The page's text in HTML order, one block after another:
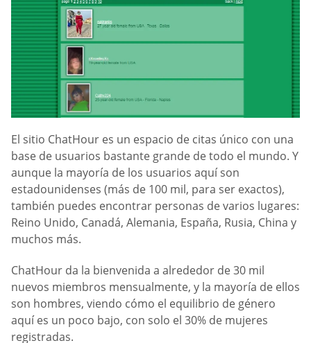
El sitio ChatHour es un espacio de citas único con una
base de usuarios bastante grande de todo el mundo. Y
aunque la mayoría de los usuarios aquí son
estadounidenses (más de 100 mil, para ser exactos),
también puedes encontrar personas de varios lugares:
Reino Unido, Canadá, Alemania, España, Rusia, China y
muchos más.
ChatHour da la bienvenida a alrededor de 30 mil
nuevos miembros mensualmente, y la mayoría de ellos
son hombres, viendo cómo el equilibrio de género
aquí es un poco bajo, con solo el 30% de mujeres
registradas.